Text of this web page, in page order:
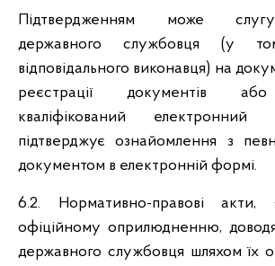
Підтвердженням може
державного службовця (у
відповідального виконавця) на
реєстрації документів або
кваліфікований
підтверджує ознайомлення з
документом в електронній формі.
6.2. Нормативно-правові акти,
офіційному оприлюдненню,
державного службовця шляхом їх